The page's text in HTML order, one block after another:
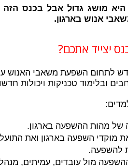
מושג גדול אבל בכנס הזה
אנוש בארגון.
יצייד אתכם?
לתחום השפעת משאבי האנוש
ובלימוד טכניקות ויכולות
של מהות ההשפעה בארגון.
מוקדי השפעה בארגון ואת
להשפעה.
מול עובדים, עמיתים,